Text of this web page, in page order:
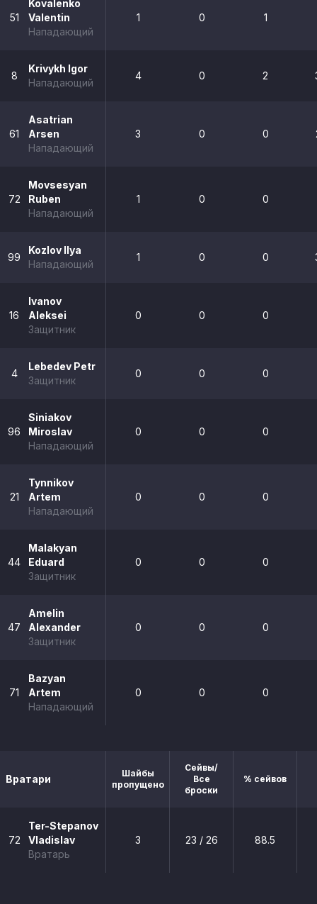
51
Kovalenko
Valentin
Нападающий
1 0 1
8
Krivykh Igor
Нападающий
4 0 2
61
Asatrian
Arsen
Нападающий
3 0 0
72
Movsesyan
Ruben
Нападающий
1 0 0
99
Kozlov Ilya
Нападающий
1 0 0
16
Ivanov
Aleksei
Защитник
0 0 0
4
Lebedev Petr
Защитник
0 0 0
96
Siniakov
Miroslav
Нападающий
0 0 0
21
Tynnikov
Artem
Нападающий
0 0 0
44
Malakyan
Eduard
Защитник
0 0 0
47
Amelin
Alexander
Защитник
0 0 0
71
Bazyan
Artem
Нападающий
0 0 0
Вратари
Шайбы
пропущено
Сейвы/
Все
броски
% сейвов
72
Ter-Stepanov
Vladislav
Вратарь
3 23 / 26 88.5